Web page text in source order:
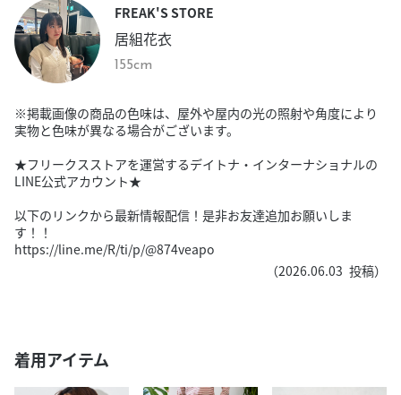
FREAK'S STORE
居組花衣
155cm
※掲載画像の商品の色味は、屋外や屋内の光の照射や角度により
実物と色味が異なる場合がございます。
★フリークスストアを運営するデイトナ・インターナショナルの
LINE公式アカウント★
以下のリンクから最新情報配信！是非お友達追加お願いしま
す！！
https://line.me/R/ti/p/@874veapo
（2026.06.03 投稿）
着用アイテム